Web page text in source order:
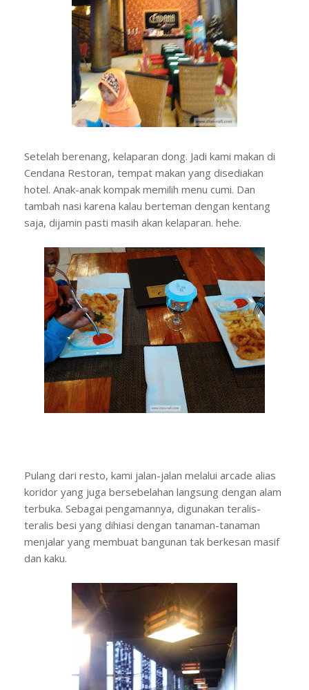
Setelah berenang, kelaparan dong. Jadi kami makan di
Cendana Restoran, tempat makan yang disediakan
hotel. Anak-anak kompak memilih menu cumi. Dan
tambah nasi karena kalau berteman dengan kentang
saja, dijamin pasti masih akan kelaparan. hehe.
Pulang dari resto, kami jalan-jalan melalui arcade alias
koridor yang juga bersebelahan langsung dengan alam
terbuka. Sebagai pengamannya, digunakan teralis-
teralis besi yang dihiasi dengan tanaman-tanaman
menjalar yang membuat bangunan tak berkesan masif
dan kaku.